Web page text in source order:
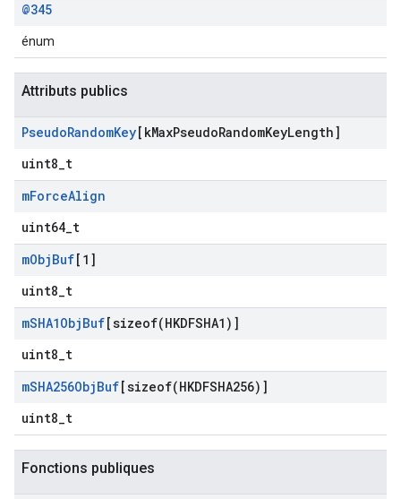
@345
énum
Attributs publics
PseudoRandomKey[kMaxPseudoRandomKeyLength]
uint8_t
mForceAlign
uint64_t
mObjBuf[1]
uint8_t
mSHA1ObjBuf[sizeof(HKDFSHA1)]
uint8_t
mSHA256ObjBuf[sizeof(HKDFSHA256)]
uint8_t
Fonctions publiques